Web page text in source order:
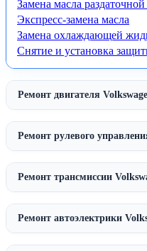
Замена масла
Экспресс-замена масла
Замена охлаждающей
Снятие и установка
Ремонт двигателя
Ремонт рулевого
Ремонт трансмиссии
Ремонт автоэлектрики